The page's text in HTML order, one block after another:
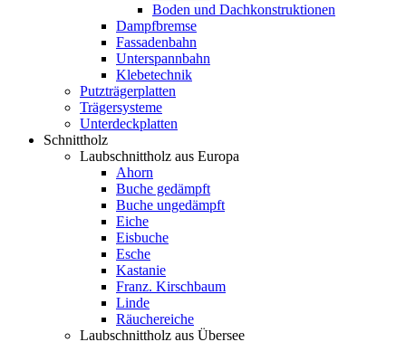
Boden und Dachkonstruktionen
Dampfbremse
Fassadenbahn
Unterspannbahn
Klebetechnik
Putzträgerplatten
Trägersysteme
Unterdeckplatten
Schnittholz
Laubschnittholz aus Europa
Ahorn
Buche gedämpft
Buche ungedämpft
Eiche
Eisbuche
Esche
Kastanie
Franz. Kirschbaum
Linde
Räuchereiche
Laubschnittholz aus Übersee